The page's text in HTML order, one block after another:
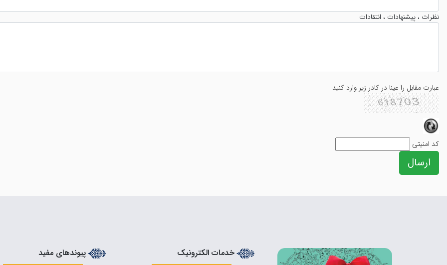
نظرات ، پیشنهادات ، انتقادات
عبارت مقابل را عینا در کادر زیر وارد کنید
کد امنیتی
خدمات الکترونیک پیوندهای مفید